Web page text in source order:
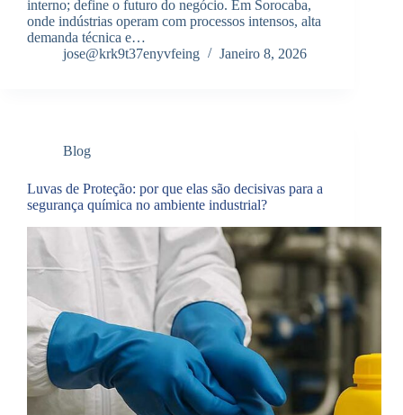
interno; define o futuro do negócio. Em Sorocaba,
onde indústrias operam com processos intensos, alta
demanda técnica e…
jose@krk9t37enyvfeing
Janeiro 8, 2026
Blog
Luvas de Proteção: por que elas são decisivas para a
segurança química no ambiente industrial?